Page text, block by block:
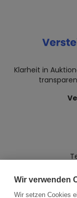
Klarheit in
Wir verwenden
Wir setzen Cookies